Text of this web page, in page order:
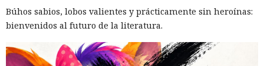
Búhos sabios, lobos valientes y prácticamente sin heroínas:
bienvenidos al futuro de la literatura.